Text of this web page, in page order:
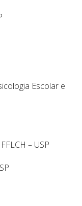
Escolar e
– USP